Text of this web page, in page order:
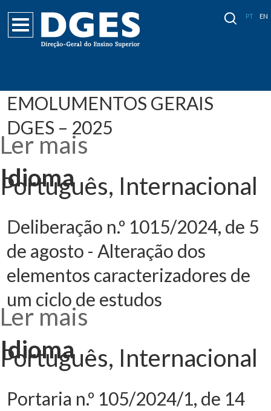
PT EN
EMOLUMENTOS GERAIS
DGES – 2025
Ler mais
2025
Idioma
Português, Internacional
Deliberação n.º 1015/2024, de 5
de agosto - Alteração dos
elementos caracterizadores de
um ciclo de estudos
Ler mais
de agosto -
Alteração dos
elementos
caracterizadores
de um ciclo de
estudos
Idioma
Português, Internacional
Portaria n.º 105/2024/1, de 14